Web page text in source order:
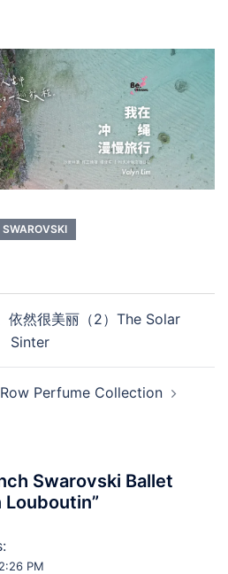
SWAROVSKI
依然很美丽（2）The Solar
Sinter
Perfume Collection
Swarovski Ballet
Louboutin”
PM